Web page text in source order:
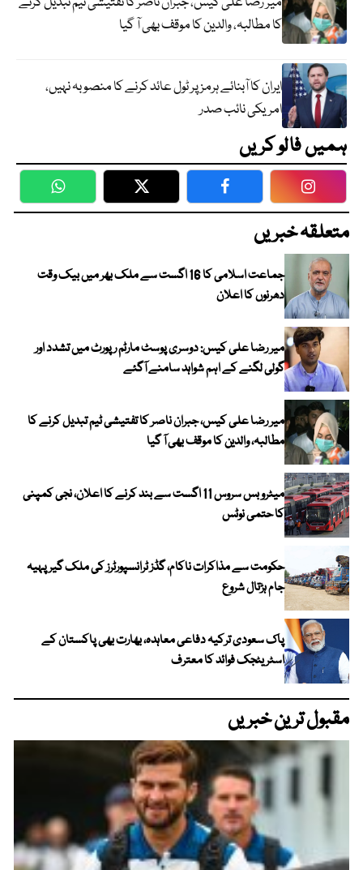
کا مطالبہ، والدین کا موقف بھی آ گیا
ایران کا آبنائے ہرمز پر ٹول عائد کرنے کا منصوبہ نہیں،
امریکی نائب صدر
ہمیں فالو کریں
WhatsApp Twitter Facebook
متعلقہ خبریں
جماعت اسلامی کا 16 اگست سے ملک بھر میں بیک وقت
دھرنوں کا اعلان
میر رضا علی کیس: دوسری پوسٹ مارٹم رپورٹ میں تشدد اور
گولی لگنے کے اہم شواہد سامنے آگئے
میر رضا علی کیس، جبران ناصر کا تفتیشی ٹیم تبدیل کرنے کا
مطالبہ، والدین کا موقف بھی آ گیا
میٹرو بس سروس 11 اگست سے بند کرنے کا اعلان، نجی کمپنی
کا حتمی نوٹس
حکومت سے مذاکرات ناکام، گڈز ٹرانسپورٹرز کی ملک گیر پہیہ
جام ہڑتال شروع
پاک سعودی ترکیہ دفاعی معاہدہ، بھارت بھی پاکستان کے
اسٹریٹجک فوائد کا معترف
مقبول ترین خبریں